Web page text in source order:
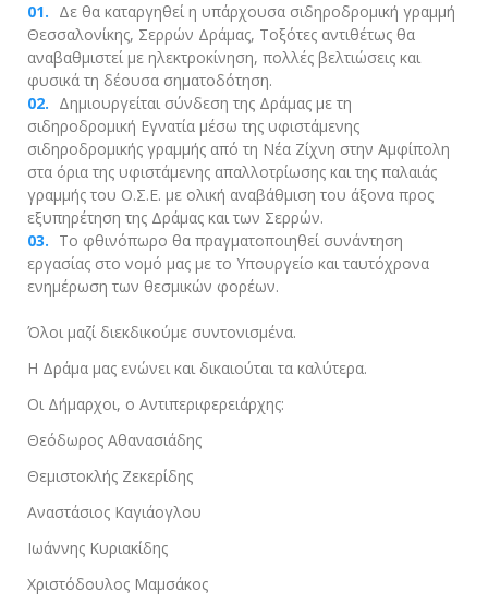
Δε θα καταργηθεί η υπάρχουσα σιδηροδρομική γραμμή
Θεσσαλονίκης, Σερρών Δράμας, Τοξότες αντιθέτως θα
αναβαθμιστεί με ηλεκτροκίνηση, πολλές βελτιώσεις και
φυσικά τη δέουσα σηματοδότηση.
Δημιουργείται σύνδεση της Δράμας με τη
σιδηροδρομική Εγνατία μέσω της υφιστάμενης
σιδηροδρομικής γραμμής από τη Νέα Ζίχνη στην Αμφίπολη
στα όρια της υφιστάμενης απαλλοτρίωσης και της παλαιάς
γραμμής του Ο.Σ.Ε. με ολική αναβάθμιση του άξονα προς
εξυπηρέτηση της Δράμας και των Σερρών.
Το φθινόπωρο θα πραγματοποιηθεί συνάντηση
εργασίας στο νομό μας με το Υπουργείο και ταυτόχρονα
ενημέρωση των θεσμικών φορέων.
Όλοι μαζί διεκδικούμε συντονισμένα.
H Δράμα μας ενώνει και δικαιούται τα καλύτερα.
Οι Δήμαρχοι, ο Αντιπεριφερειάρχης:
Θεόδωρος Αθανασιάδης
Θεμιστοκλής Ζεκερίδης
Αναστάσιος Καγιάογλου
Ιωάννης Κυριακίδης
Χριστόδουλος Μαμσάκος